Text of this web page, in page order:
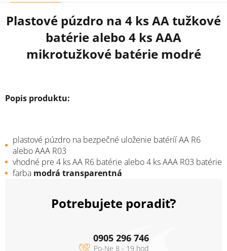
Plastové púzdro na 4 ks AA tužkové
batérie alebo 4 ks AAA
mikrotužkové batérie modré
Popis produktu:
plastové púzdro na bezpečné uloženie batéríí AA R6
alebo AAA R03
vhodné pre 4 ks AA R6 batérie alebo 4 ks AAA R03 batérie
farba modrá transparentná
Potrebujete poradiť?
0905 296 746